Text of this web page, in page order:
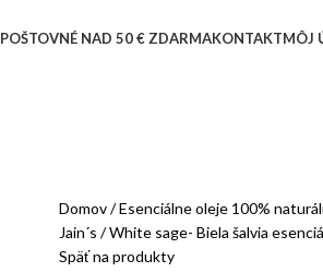
POŠTOVNÉ NAD 50 € ZDARMAKONTAKTMÔJ
Domov Esenciálne oleje 100%
Jain´s
White sage- Biela šalvia
Späť na produkty